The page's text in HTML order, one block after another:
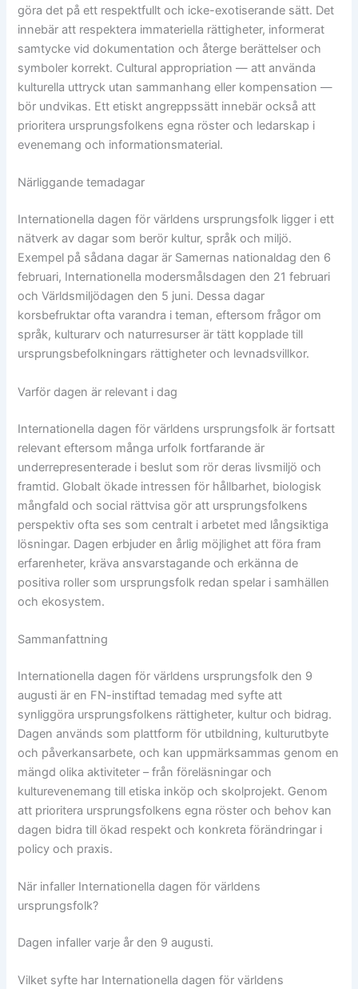
göra det på ett respektfullt och icke-exotiserande sätt. Det
innebär att respektera immateriella rättigheter, informerat
samtycke vid dokumentation och återge berättelser och
symboler korrekt. Cultural appropriation — att använda
kulturella uttryck utan sammanhang eller kompensation —
bör undvikas. Ett etiskt angreppssätt innebär också att
prioritera ursprungsfolkens egna röster och ledarskap i
evenemang och informationsmaterial.
Närliggande temadagar
Internationella dagen för världens ursprungsfolk ligger i ett
nätverk av dagar som berör kultur, språk och miljö.
Exempel på sådana dagar är Samernas nationaldag den 6
februari, Internationella modersmålsdagen den 21 februari
och Världsmiljödagen den 5 juni. Dessa dagar
korsbefruktar ofta varandra i teman, eftersom frågor om
språk, kulturarv och naturresurser är tätt kopplade till
ursprungsbefolkningars rättigheter och levnadsvillkor.
Varför dagen är relevant i dag
Internationella dagen för världens ursprungsfolk är fortsatt
relevant eftersom många urfolk fortfarande är
underrepresenterade i beslut som rör deras livsmiljö och
framtid. Globalt ökade intressen för hållbarhet, biologisk
mångfald och social rättvisa gör att ursprungsfolkens
perspektiv ofta ses som centralt i arbetet med långsiktiga
lösningar. Dagen erbjuder en årlig möjlighet att föra fram
erfarenheter, kräva ansvarstagande och erkänna de
positiva roller som ursprungsfolk redan spelar i samhällen
och ekosystem.
Sammanfattning
Internationella dagen för världens ursprungsfolk den 9
augusti är en FN-instiftad temadag med syfte att
synliggöra ursprungsfolkens rättigheter, kultur och bidrag.
Dagen används som plattform för utbildning, kulturutbyte
och påverkansarbete, och kan uppmärksammas genom en
mängd olika aktiviteter – från föreläsningar och
kulturevenemang till etiska inköp och skolprojekt. Genom
att prioritera ursprungsfolkens egna röster och behov kan
dagen bidra till ökad respekt och konkreta förändringar i
policy och praxis.
När infaller Internationella dagen för världens
ursprungsfolk?
Dagen infaller varje år den 9 augusti.
Vilket syfte har Internationella dagen för världens